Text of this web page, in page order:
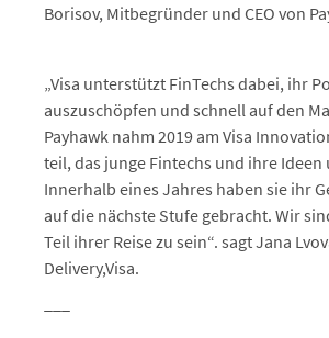
Borisov, Mitbegründer und CEO von
„Visa unterstützt FinTechs dabei, ihr
auszuschöpfen und schnell auf den
Payhawk nahm 2019 am Visa
teil, das junge Fintechs und ihre
Innerhalb eines Jahres haben sie ihr
auf die nächste Stufe gebracht. Wir
Teil ihrer Reise zu sein“. sagt Jana
Delivery,Visa.